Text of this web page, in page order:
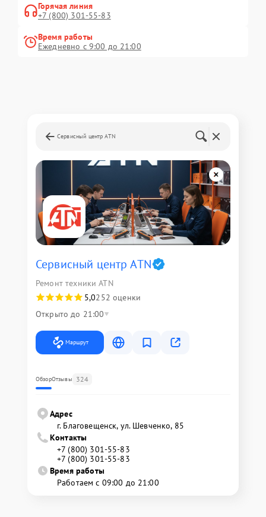
Горячая линия
+7 (800) 301-55-83
Время работы
Ежедневно с 9:00 до 21:00
Сервисный центр ATN
Сервисный центр ATN
Ремонт техники ATN
5,0252 оценки
Открыто до 21:00
Маршрут
ОбзорОтзывы 324
Адрес
г. Благовещенск, ул. Шевченко, 85
Контакты
+7 (800) 301-55-83
+7 (800) 301-55-83
Время работы
Работаем с 09:00 до 21:00